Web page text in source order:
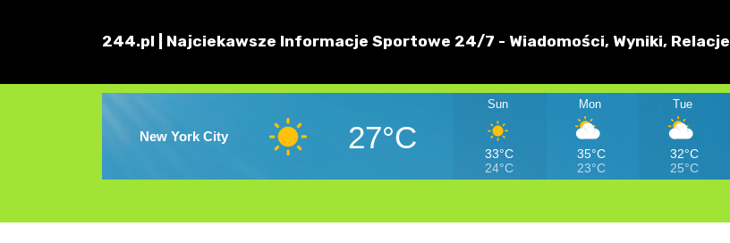
244.pl | Najciekawsze Informacje Sportowe 24/7 - Wiadomości, Wyniki, Relacje
New York City 27°C
Sun
33°C
24°C
Mon
35°C
23°C
Tue
32°C
25°C